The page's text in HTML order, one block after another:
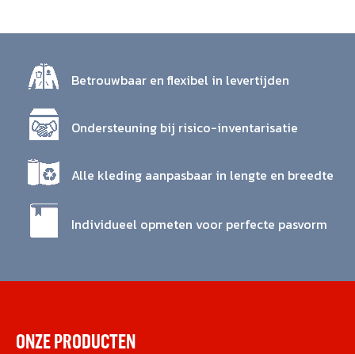
Betrouwbaar en flexibel in levertijden
Ondersteuning bij risico-inventarisatie
Alle kleding aanpasbaar in lengte en breedte
Individueel opmeten voor perfecte pasvorm
ONZE PRODUCTEN